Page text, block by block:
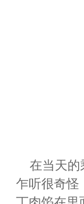
在当天
乍听很奇怪